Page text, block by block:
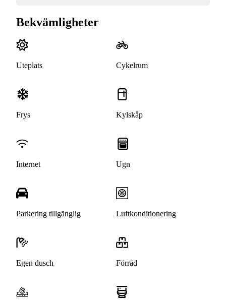
Bekvämligheter
Uteplats Cykelrum
Frys Kylskåp
Internet Ugn
Parkering tillgänglig Luftkonditionering
Egen dusch Förråd